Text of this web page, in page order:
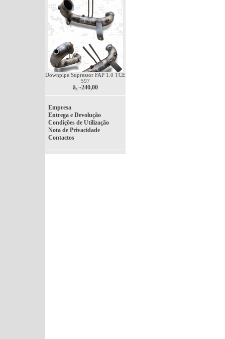
Downpipe Supressor FAP 1.0 TCE
597
â‚¬240,00
Empresa
Entrega e Devolução
Condições de Utilização
Nota de Privacidade
Contactos